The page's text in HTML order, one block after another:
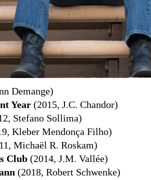
Demange)
Year (2015, J.C. Chandor)
Stefano Sollima)
Kleber Mendonça Filho)
Michaël R. Roskam)
Club (2014, J.M. Vallée)
(2018, Robert Schwenke)